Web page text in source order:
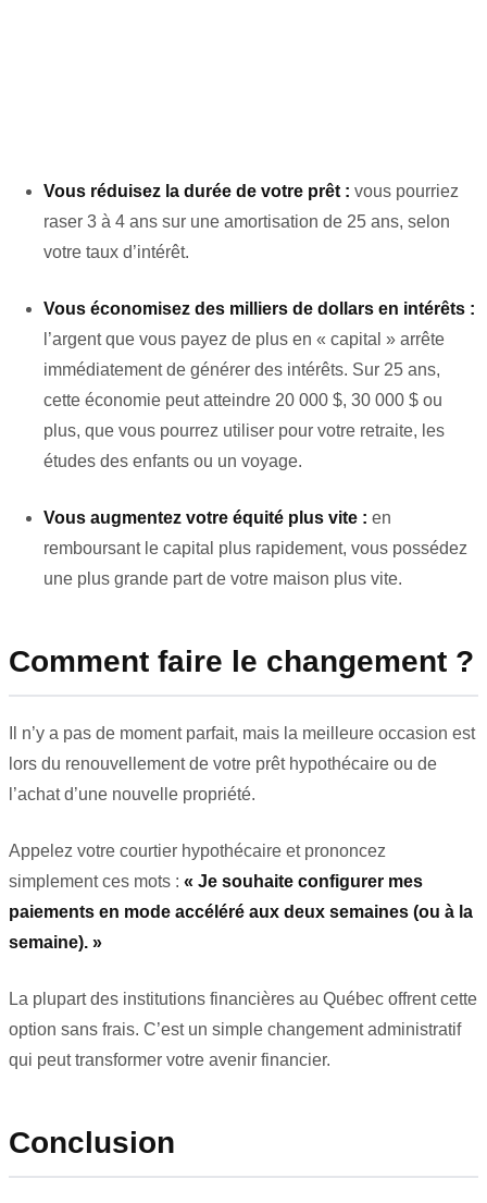
Vous réduisez la durée de votre prêt : vous pourriez
raser 3 à 4 ans sur une amortisation de 25 ans, selon
votre taux d’intérêt.
Vous économisez des milliers de dollars en intérêts :
l’argent que vous payez de plus en « capital » arrête
immédiatement de générer des intérêts. Sur 25 ans,
cette économie peut atteindre 20 000 $, 30 000 $ ou
plus, que vous pourrez utiliser pour votre retraite, les
études des enfants ou un voyage.
Vous augmentez votre équité plus vite : en
remboursant le capital plus rapidement, vous possédez
une plus grande part de votre maison plus vite.
Comment faire le changement ?
Il n’y a pas de moment parfait, mais la meilleure occasion est
lors du renouvellement de votre prêt hypothécaire ou de
l’achat d’une nouvelle propriété.
Appelez votre courtier hypothécaire et prononcez
simplement ces mots : « Je souhaite configurer mes
paiements en mode accéléré aux deux semaines (ou à la
semaine). »
La plupart des institutions financières au Québec offrent cette
option sans frais. C’est un simple changement administratif
qui peut transformer votre avenir financier.
Conclusion